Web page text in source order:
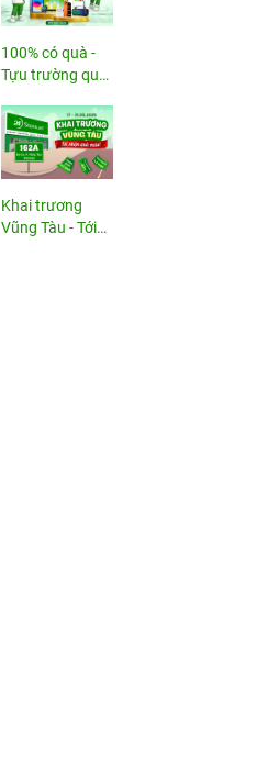
100% có quà -
Tựu trường quá
Khai trương
Vũng Tàu - Tới